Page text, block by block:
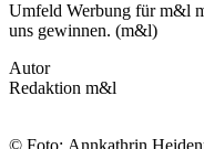
Umfeld Werbung für m&l
uns gewinnen. (m&l)
Autor
Redaktion m&l
© Foto: Annkathrin